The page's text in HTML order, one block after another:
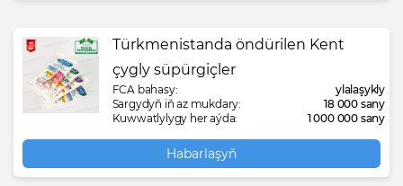
Türkmenistanda öndürilen Kent
çygly süpürgiçler
FCA bahasy:
ylalaşykly
Sargydyň iň az mukdary:
18 000 sany
Kuwwatlylygy her aýda:
1 000 000 sany
Habarlaşyň